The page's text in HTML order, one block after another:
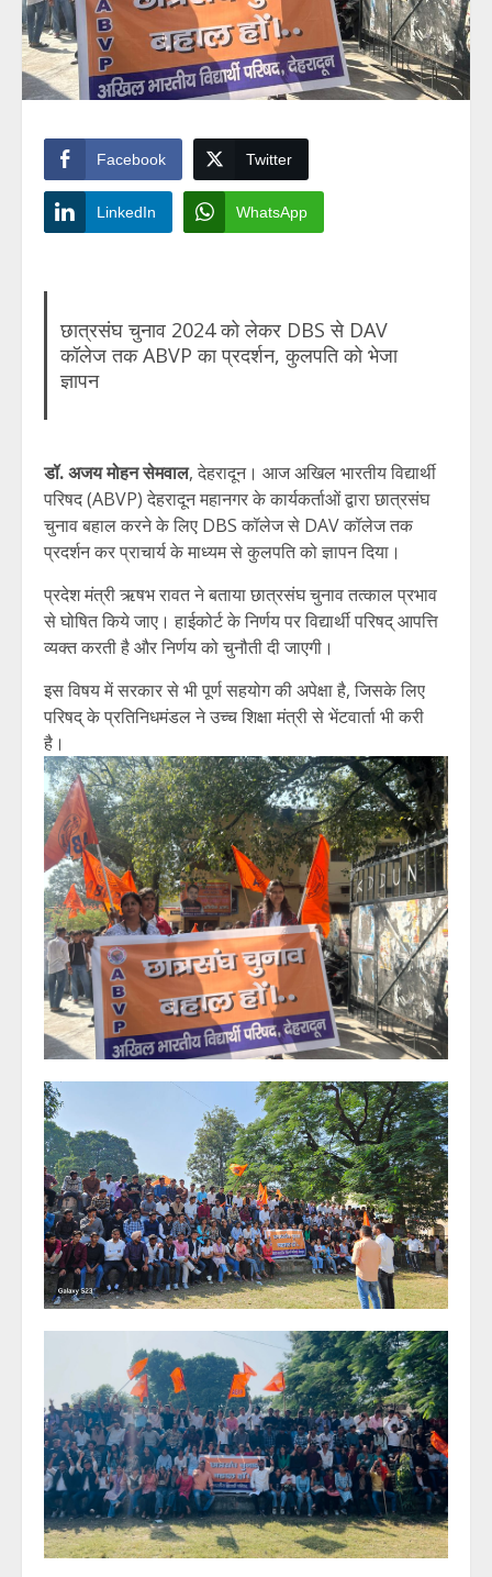
Facebook Twitter
LinkedIn WhatsApp
छात्रसंघ चुनाव 2024 को लेकर DBS से DAV
कॉलेज तक ABVP का प्रदर्शन, कुलपति को भेजा
ज्ञापन
डॉ. अजय मोहन सेमवाल, देहरादून। आज अखिल भारतीय विद्यार्थी
परिषद (ABVP) देहरादून महानगर के कार्यकर्ताओं द्वारा छात्रसंघ
चुनाव बहाल करने के लिए DBS कॉलेज से DAV कॉलेज तक
प्रदर्शन कर प्राचार्य के माध्यम से कुलपति को ज्ञापन दिया।
प्रदेश मंत्री ऋषभ रावत ने बताया छात्रसंघ चुनाव तत्काल प्रभाव
से घोषित किये जाए। हाईकोर्ट के निर्णय पर विद्यार्थी परिषद् आपत्ति
व्यक्त करती है और निर्णय को चुनौती दी जाएगी।
इस विषय में सरकार से भी पूर्ण सहयोग की अपेक्षा है, जिसके लिए
परिषद् के प्रतिनिधमंडल ने उच्च शिक्षा मंत्री से भेंटवार्ता भी करी
है।